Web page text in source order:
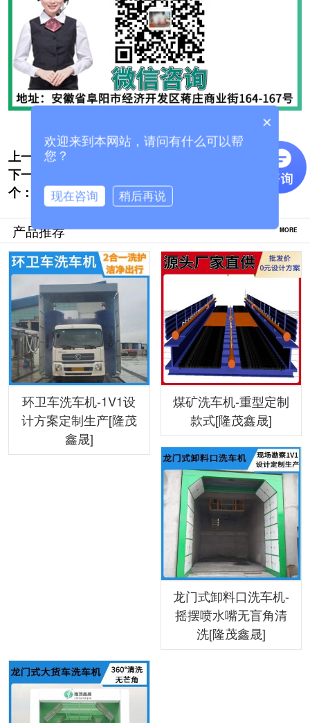
上一个: 嘉峪关龙门往复式洗车机在哪里购买[隆茂鑫
下一
个：
加油站智能洗车机全自动哪里有卖的[隆茂鑫
晟]
产品推荐 MORE
环卫车洗车机-1V1设
计方案定制生产[隆茂
鑫晟]
煤矿洗车机-重型定制
款式[隆茂鑫晟]
龙门式卸料口洗车机-
摇摆喷水嘴无盲角清
洗[隆茂鑫晟]
×
欢迎来到本网站，请问有什么可以帮
您？
现在咨询 稍后再说